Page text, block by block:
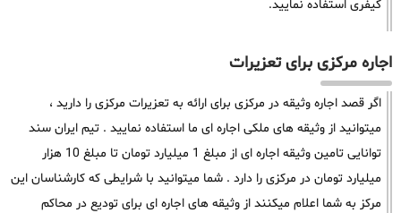
کیفری استفاده نمایید.
اجاره مرکزی برای تعزیرات
اگر قصد اجاره وثیقه در مرکزی برای ارائه به تعزیرات مرکزی را دارید ،
میتوانید از وثیقه های ملکی اجاره ای ما استفاده نمایید . تیم ایران سند
توانایی تامین وثیقه اجاره ای از مبلغ 1 میلیارد تومان تا مبلغ 10 هزار
میلیارد تومان در مرکزی را دارد . شما میتوانید با شرایطی که کارشناسان این
مرکز به شما اعلام میکنند از وثیقه های اجاره ای برای تودیع در محاکم